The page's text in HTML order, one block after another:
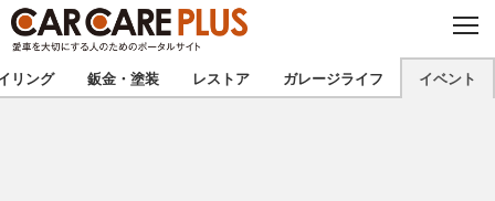
C
O
S
E
★カーケアプラス認定★ 厳選プロショップを地域から探す
リング 鈑金・塗装 レストア ガレージライフ イベント